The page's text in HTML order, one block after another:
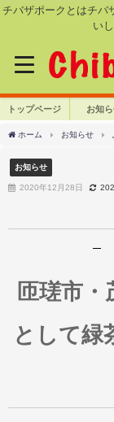
チバザポークとはチバ
い
トップページ お知
ホーム お知らせ
お知らせ
2020年12月28日
─
匝瑳市・
として緑